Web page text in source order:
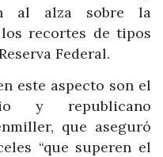
al alza sobre la
recortes de tipos
Federal.
este aspecto son el
y republicano
que aseguró
“que superen el